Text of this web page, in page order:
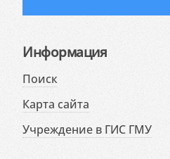
Информация
Поиск
Карта сайта
Учреждение в ГИС ГМУ